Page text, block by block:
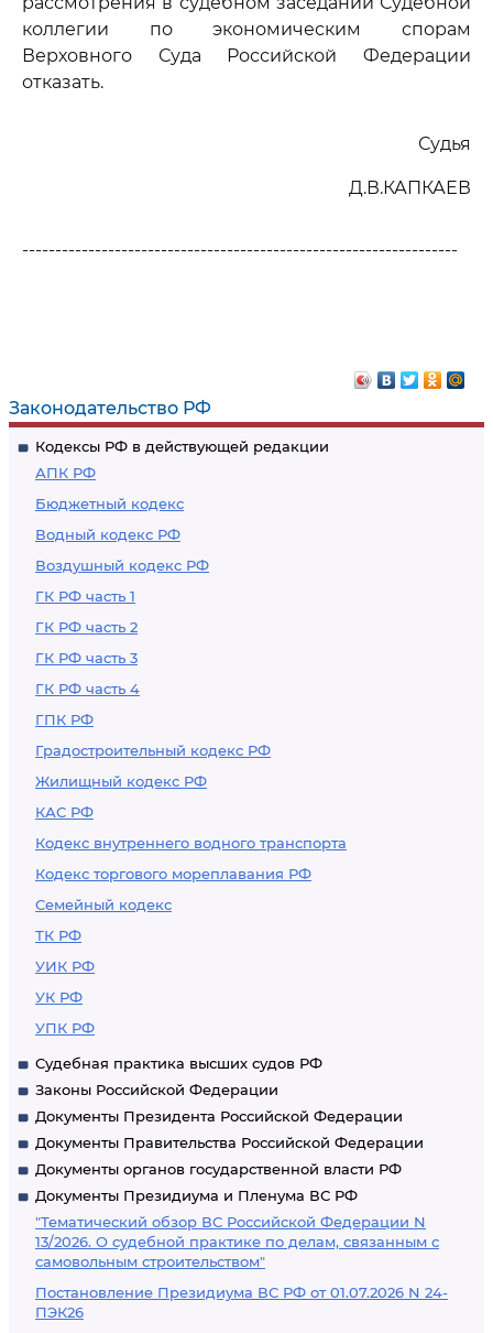
Законодательство РФ
Кодексы РФ в действующей редакции
АПК РФ
Бюджетный кодекс
Водный кодекс РФ
Воздушный кодекс РФ
ГК РФ часть 1
ГК РФ часть 2
ГК РФ часть 3
ГК РФ часть 4
ГПК РФ
Градостроительный кодекс РФ
Жилищный кодекс РФ
КАС РФ
Кодекс внутреннего водного транспорта
Кодекс торгового мореплавания РФ
Семейный кодекс
ТК РФ
УИК РФ
УК РФ
УПК РФ
Судебная практика высших судов РФ
Законы Российской Федерации
Документы Президента Российской Федерации
Документы Правительства Российской Федерации
Документы органов государственной власти РФ
Документы Президиума и Пленума ВС РФ
"Тематический обзор ВС Российской Федерации N
13/2026. О судебной практике по делам, связанным с
самовольным строительством"
Постановление Президиума ВС РФ от 01.07.2026 N 24-
ПЭК26
коллегии по экономическим спорам
Верховного Суда Российской Федерации
отказать.
Судья
Д.В.КАПКАЕВ
------------------------------------------------------------------